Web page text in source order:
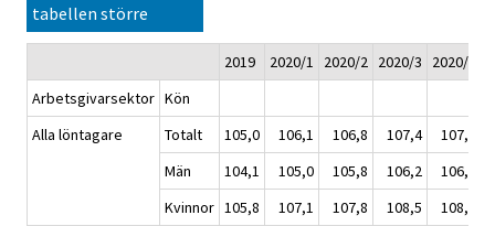
tabellen större
2019 2020/1 2020/2 2020/3 2020/4
Arbetsgivarsektor Kön
Alla löntagare
Totalt 105,0 106,1 106,8 107,4 107,8
Män
104,1 105,0 105,8 106,2 106,6
Kvinnor 105,8 107,1 107,8 108,5 108,9